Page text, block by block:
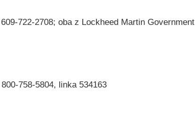
722-2708; oba z Lockheed Martin Government
758-5804, linka 534163